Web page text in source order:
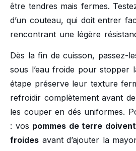
être tendres mais fermes.
d’un couteau, qui doit entrer
rencontrant une légère
Dès la fin de cuisson, passez-
sous l’eau froide pour stopper
étape préserve leur texture
refroidir complètement avant
les couper en dés uniformes.
: vos pommes de terre
froides avant d’ajouter la